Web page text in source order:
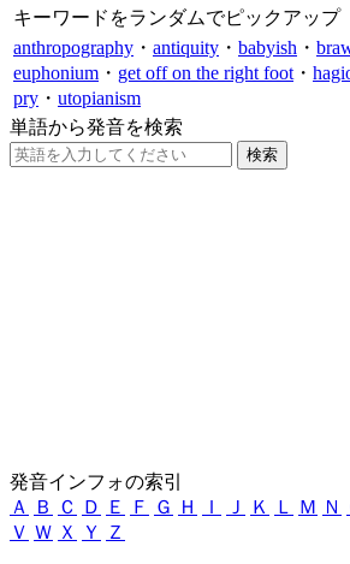
キーワードをランダムでピックアップ
anthropography ・ antiquity ・ babyish ・
euphonium ・ get off on the right foot ・
pry ・ utopianism
単語から発音を検索
発音インフォの索引
Ａ
Ｂ Ｃ Ｄ Ｅ Ｆ Ｇ Ｈ Ｉ Ｊ Ｋ Ｌ Ｍ Ｎ
Ｖ Ｗ Ｘ Ｙ Ｚ